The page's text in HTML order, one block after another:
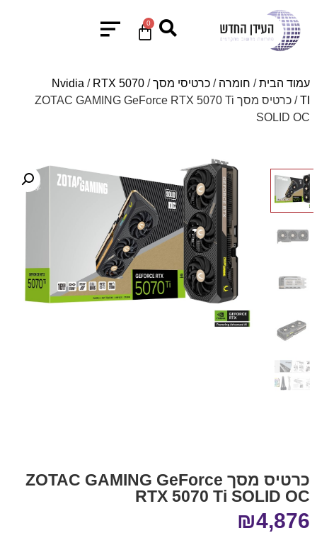
0
עמוד הבית/ חומרה / כרטיסי מסך/
Nvidia / RTX 5070
TI
/ כרטיס מסך ZOTAC GAMING GeForce RTX 5070 Ti
SOLID OC
כרטיס מסך ZOTAC GAMING GeForce
RTX 5070 Ti SOLID OC
₪4,876